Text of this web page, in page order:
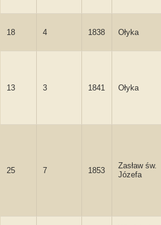
18 4 1838 Ołyka
13 3 1841 Ołyka
25 7 1853
Zasław św.
Józefa